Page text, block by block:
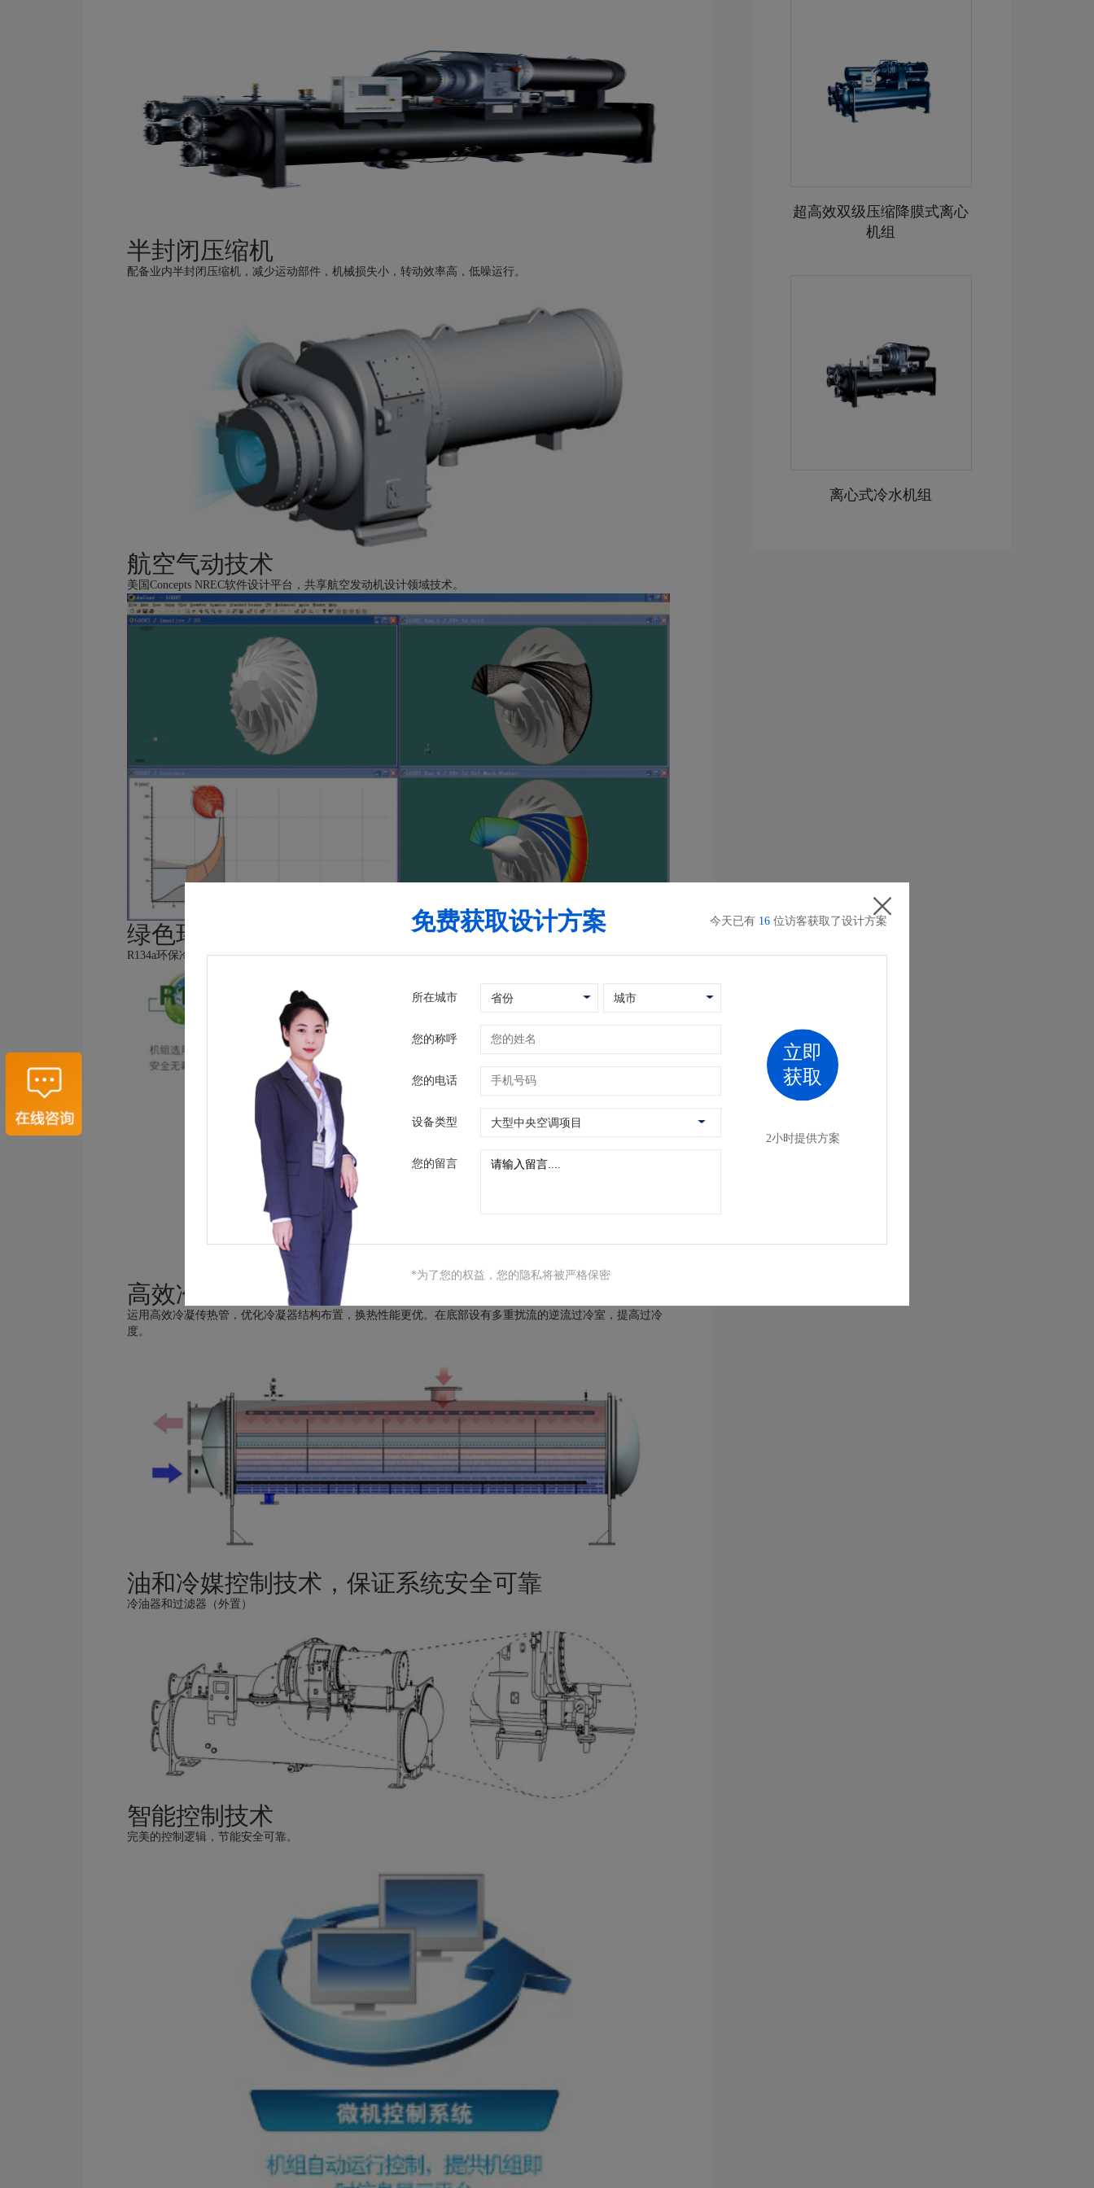
半封闭压缩机
配备业内半封闭压缩机，减少运动部件，机械损失小，转动效率高，低噪运行。
航空气动技术
美国Concepts NREC软件设计平台，共享航空发动机设计领域技术。
绿色环保
R134a环保冷媒，清洁无污染排放。
高效冷凝器
运用高效冷凝传热管，优化冷凝器结构布置，换热性能更优。在底部设有多重扰流的逆流过冷室，提高过冷
度。
油和冷媒控制技术，保证系统安全可靠
冷油器和过滤器（外置）
智能控制技术
完美的控制逻辑，节能安全可靠。
超高效双级压缩降膜式离心
机组
离心式冷水机组
免费获取设计方案 今天已有 16 位访客获取了设计方案
所在城市
您的称呼
您的电话
设备类型
您的留言
立即
获取
2小时提供方案
*为了您的权益，您的隐私将被严格保密